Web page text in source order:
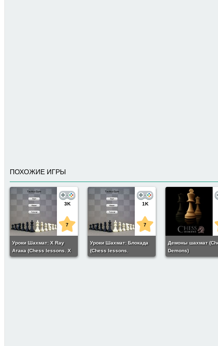
ПОХОЖИЕ ИГРЫ
3K
7
Уроки Шахмат: X Ray
Атака (Chess lessons. X
Ray attack)
1K
7
Уроки Шахмат: Блокада
(Chess lessons.
Blockade)
Демоны шахмат
Demons)